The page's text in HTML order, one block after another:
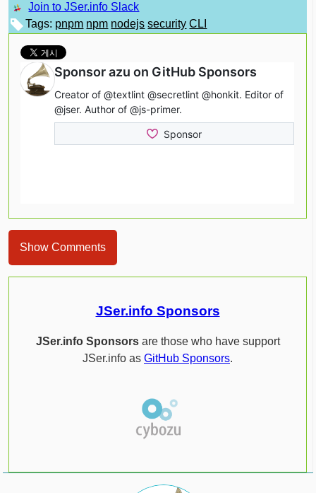
Join to JSer.info Slack
Tags: pnpm npm nodejs security CLI
Show Comments
JSer.info Sponsors
JSer.info Sponsorsare those who have support
JSer.info as GitHub Sponsors.